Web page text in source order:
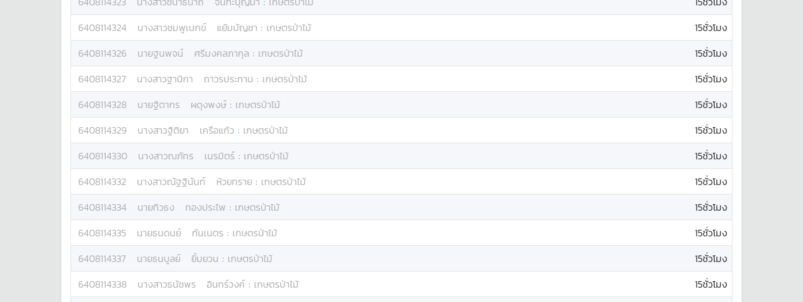
6408114324
นางสาวชมพูเนกข์ แย้มบัญชา : เกษตรป่าไม้
15ชั่วโมง
6408114326
นายฐนพจน์ ศรีมงคลภากุล : เกษตรป่าไม้
15ชั่วโมง
6408114327
นางสาวฐานิกา ถาวรประทาน : เกษตรป่าไม้
15ชั่วโมง
6408114328
นายฐิตากร ผดุงพงษ์ : เกษตรป่าไม้
15ชั่วโมง
6408114329
นางสาวฐิติยา เครือแก้ว : เกษตรป่าไม้
15ชั่วโมง
6408114330
นางสาวณภัทร เนรมิตร์ : เกษตรป่าไม้
15ชั่วโมง
6408114332
นางสาวณัฐฐินันท์ ห้วยทราย : เกษตรป่าไม้
15ชั่วโมง
6408114334
นายทิวธง ทองประไพ : เกษตรป่าไม้
15ชั่วโมง
6408114335
นายธนดนย์ กันเนตร : เกษตรป่าไม้
15ชั่วโมง
6408114337
นายธนบูลย์ ยิ้มยวน : เกษตรป่าไม้
15ชั่วโมง
6408114338
นางสาวธนัชพร อินทร์วงค์ : เกษตรป่าไม้
15ชั่วโมง